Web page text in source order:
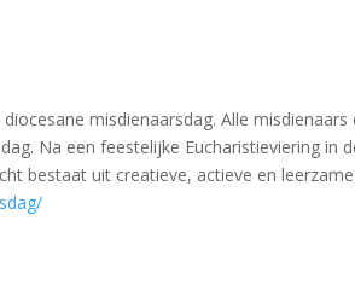
misdienaarsdag. Alle misdienaars
Na een feestelijke Eucharistieviering in
bestaat uit creatieve, actieve en leerzame